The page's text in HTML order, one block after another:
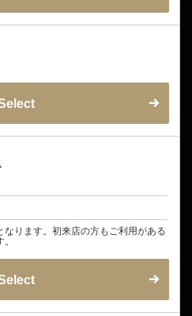
ります。初来店の方もご利用がある